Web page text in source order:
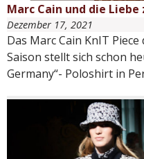
Marc Cain und die
Dezember 17, 2021
Das Marc Cain KnIT
Saison stellt sich schon
Germany“- Poloshirt in